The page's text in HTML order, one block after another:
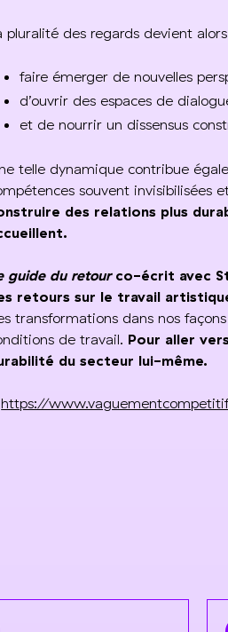
pluralité des regards devient
faire émerger de nouvelles
d’ouvrir des espaces de
et de nourrir un dissensus
telle dynamique contribue
souvent invisibilisées
des relations plus
guide du retourco-écrit avec
retours sur le travail
transformations dans nos
de travail. Pour aller
du secteur lui-même.
https://